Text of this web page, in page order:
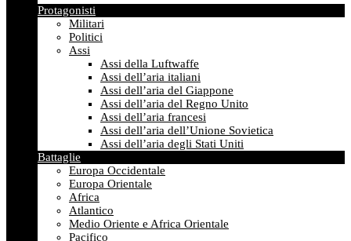
Protagonisti
Militari
Politici
Assi
Assi della Luftwaffe
Assi dell’aria italiani
Assi dell’aria del Giappone
Assi dell’aria del Regno Unito
Assi dell’aria francesi
Assi dell’aria dell’Unione Sovietica
Assi dell’aria degli Stati Uniti
Battaglie
Europa Occidentale
Europa Orientale
Africa
Atlantico
Medio Oriente e Africa Orientale
Pacifico